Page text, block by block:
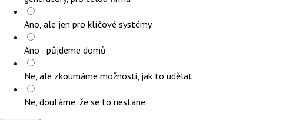
Ano, ale jen pro klíčové systémy
Ano - půjdeme domů
Ne, ale zkoumáme možnosti, jak to udělat
Ne, doufáme, že se to nestane